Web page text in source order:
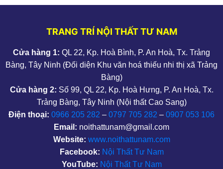
TRANG TRÍ NỘI THẤT TƯ NAM
Cửa hàng 1: QL 22, Kp. Hoà Bình, P. An Hoà, Tx. Trảng
Bàng, Tây Ninh (Đối diện Khu văn hoá thiếu nhi thị xã Trảng
Bàng)
Cửa hàng 2: Số 99, QL 22, Kp. Hoà Hưng, P. An Hoà, Tx.
Trảng Bàng, Tây Ninh (Nội thất Cao Sang)
Điện thoại: 0966 205 282 – 0797 705 282 – 0907 053 106
Email: noithattunam@gmail.com
Website: www.noithattunam.com
Facebook: Nội Thất Tư Nam
YouTube: Nội Thất Tư Nam